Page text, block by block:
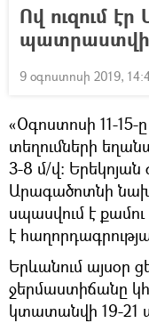
Ով ուզում
9 օգոստոսի 2019,
«Օգոստոսի 11-
տեղումների
3-8 մ/վ:
Արագածոտնի
սպասվում է քամու
է
Երևանում այսօր
ջերմաստիճանը
կտատանվի 19-21